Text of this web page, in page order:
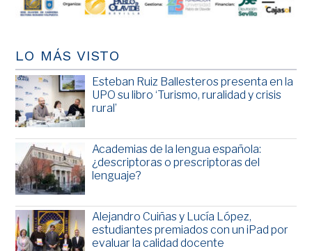
LO MÁS VISTO
Esteban Ruiz Ballesteros presenta en la
UPO su libro ‘Turismo, ruralidad y crisis
rural’
Academias de la lengua española:
¿descriptoras o prescriptoras del
lenguaje?
Alejandro Cuiñas y Lucía López,
estudiantes premiados con un iPad por
evaluar la calidad docente